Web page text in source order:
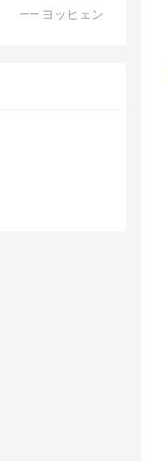
—— ヨッヒェン